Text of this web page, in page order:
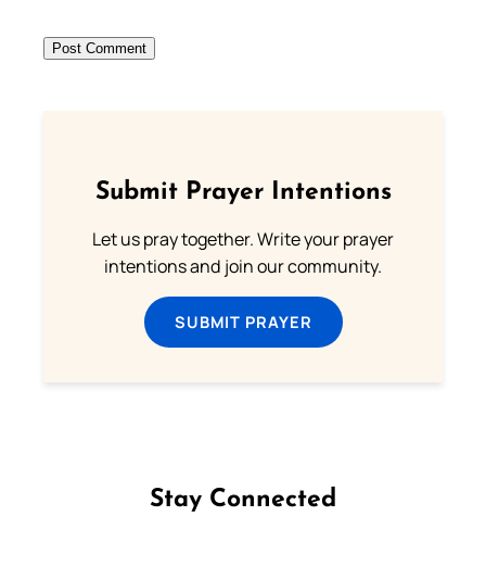
Submit Prayer Intentions
Let us pray together. Write your prayer
intentions and join our community.
SUBMIT PRAYER
Stay Connected